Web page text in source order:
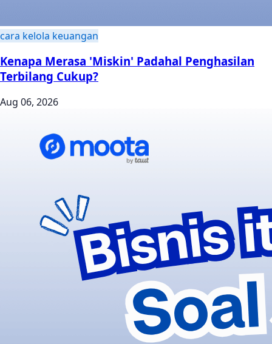
cara kelola keuangan
Kenapa Merasa 'Miskin' Padahal Penghasilan
Terbilang Cukup?
Aug 06, 2026